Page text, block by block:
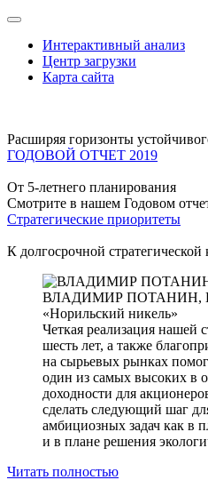
Интерактивный анализ
Центр загрузки
Карта сайта
Расширяя горизонты
ГОДОВОЙ ОТЧЕТ 2019
От 5-летнего планирования
Смотрите в нашем Годовом
Стратегические приоритеты
К долгосрочной
ВЛАДИМИР ПОТАНИН,
«Норильский никель»
Четкая реализация нашей
шесть лет, а также
на сырьевых рынках
один из самых высоких в
доходности для
сделать следующий шаг
амбициозных задач как в
и в плане решения
Читать полностью